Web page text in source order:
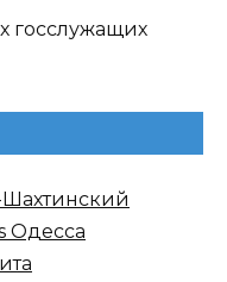
госслужащих
Одесса